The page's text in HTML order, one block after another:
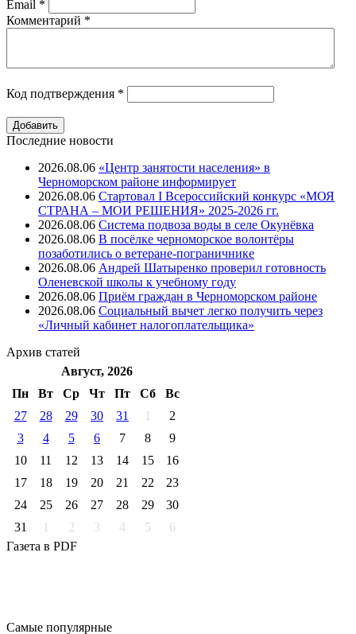
Email *
Комментарий *
Код подтверждения *
Последние новости
2026.08.06 «Центр занятости населения» в
Черноморском районе информирует
2026.08.06 Стартовал I Всероссийский конкурс «МОЯ
СТРАНА – МОИ РЕШЕНИЯ» 2025-2026 гг.
2026.08.06 Система подвоза воды в селе Окунёвка
2026.08.06 В посёлке черноморское волонтёры
позаботились о ветеране-пограничнике
2026.08.06 Андрей Шатыренко проверил готовность
Оленевской школы к учебному году
2026.08.06 Приём граждан в Черноморском районе
2026.08.06 Социальный вычет легко получить через
«Личный кабинет налогоплательщика»
Архив статей
Август, 2026
Пн
Вт Ср Чт Пт Cб
Вс
27
28 29 30 31 1
2
3
4 5 6 7 8
9
10
11 12 13 14 15
16
17
18 19 20 21 22
23
24
25 26 27 28 29
30
31
1 2 3 4 5
6
Газета в PDF
Самые популярные